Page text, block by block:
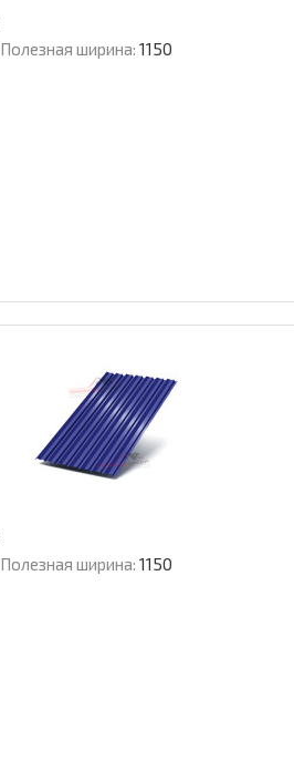
Полезная ширина: 1150
Полезная ширина: 1150